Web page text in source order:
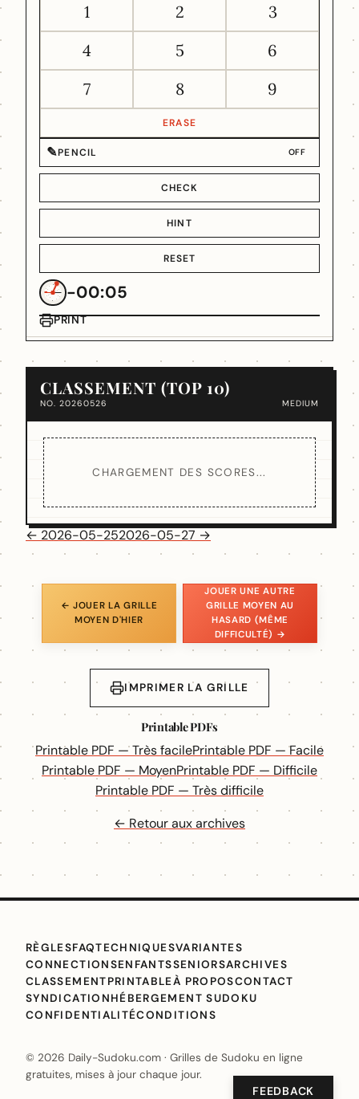
1 2
3
4
5
6
7
8 9
ERASE
✎PENCIL OFF
CHECK
HINT
RESET
-00:05
PRINT
CLASSEMENT (TOP 10)
NO. 20260526 MEDIUM
CHARGEMENT DES SCORES...
← 2026-05-252026-05-27 →
← JOUER LA GRILLE
MOYEN D'HIER
JOUER UNE AUTRE
GRILLE MOYEN AU
HASARD (MÊME
DIFFICULTÉ) →
IMPRIMER LA GRILLE
Printable PDFs
Printable PDF — Très facilePrintable PDF — Facile
Printable PDF — MoyenPrintable PDF — Difficile
Printable PDF — Très difficile
← Retour aux archives
RÈGLESFAQTECHNIQUESVARIANTES
CONNECTIONSENFANTSSENIORSARCHIVES
CLASSEMENTPRINTABLEÀ PROPOSCONTACT
SYNDICATIONHÉBERGEMENT SUDOKU
CONFIDENTIALITÉCONDITIONS
© 2026 Daily-Sudoku.com · Grilles de Sudoku en ligne
gratuites, mises à jour chaque jour.
FEEDBACK